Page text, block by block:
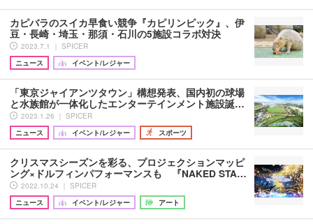
カピバラのスイカ早食い競争『カピリンピック』、伊
豆・長崎・埼玉・那須・石川の5施設コラボ対決
2023.7.1 ｜ SPICER
ニュース
イベント/レジャー
「東京ジャイアンツタウン」構想発表、国内初の球場
と水族館が一体化したエンターテインメント施設誕…
2023.1.26 ｜ SPICER
ニュース
イベント/レジャー スポーツ
クリスマスシーズンを彩る、プロジェクションマッピ
ング×ドルフィンパフォーマンスも 『NAKED STA…
2022.10.24 ｜ SPICER
ニュース
イベント/レジャー アート